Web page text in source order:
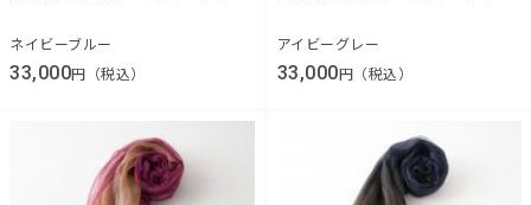
ネイビーブルー
33,000円（税込）
アイビーグレー
33,000円（税込）